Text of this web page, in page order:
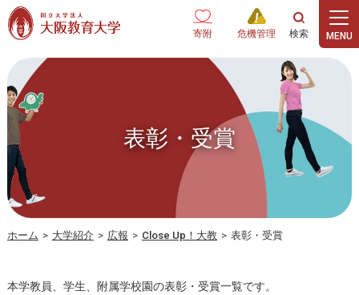
本文へ
寄附 危機管理
表彰・受賞
ホーム > 大学紹介 > 広報 > Close Up！大教 > 表彰・受賞
本学教員、学生、附属学校園の表彰・受賞一覧です。